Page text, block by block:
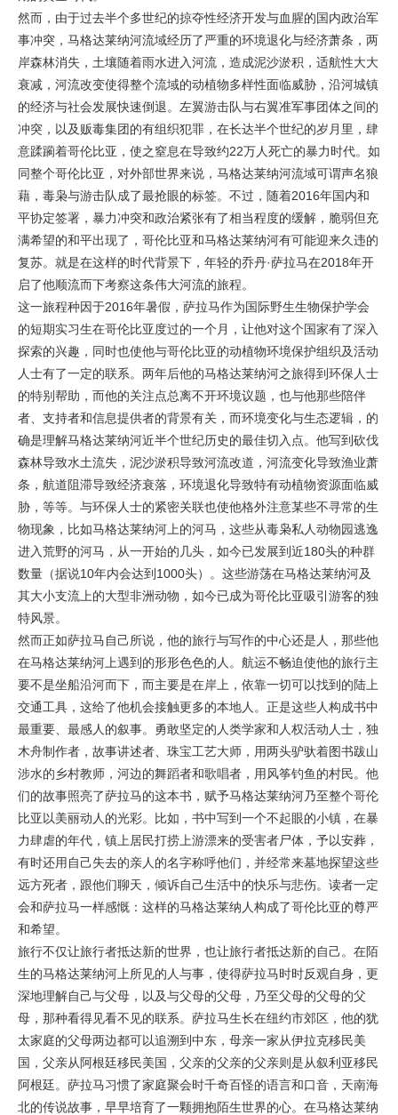
然而，由于过去半个多世纪的掠夺性经济开发与血腥的国内政治军
事冲突，马格达莱纳河流域经历了严重的环境退化与经济萧条，两
岸森林消失，土壤随着雨水进入河流，造成泥沙淤积，适航性大大
衰减，河流改变使得整个流域的动植物多样性面临威胁，沿河城镇
的经济与社会发展快速倒退。左翼游击队与右翼准军事团体之间的
冲突，以及贩毒集团的有组织犯罪，在长达半个世纪的岁月里，肆
意蹂躏着哥伦比亚，使之窒息在导致约22万人死亡的暴力时代。如
同整个哥伦比亚，对外部世界来说，马格达莱纳河流域可谓声名狼
藉，毒枭与游击队成了最抢眼的标签。不过，随着2016年国内和
平协定签署，暴力冲突和政治紧张有了相当程度的缓解，脆弱但充
满希望的和平出现了，哥伦比亚和马格达莱纳河有可能迎来久违的
复苏。就是在这样的时代背景下，年轻的乔丹·萨拉马在2018年开
启了他顺流而下考察这条伟大河流的旅程。
这一旅程种因于2016年暑假，萨拉马作为国际野生生物保护学会
的短期实习生在哥伦比亚度过的一个月，让他对这个国家有了深入
探索的兴趣，同时也使他与哥伦比亚的动植物环境保护组织及活动
人士有了一定的联系。两年后他的马格达莱纳河之旅得到环保人士
的特别帮助，而他的关注点总离不开环境议题，也与他那些陪伴
者、支持者和信息提供者的背景有关，而环境变化与生态逻辑，的
确是理解马格达莱纳河近半个世纪历史的最佳切入点。他写到砍伐
森林导致水土流失，泥沙淤积导致河流改道，河流变化导致渔业萧
条，航道阻滞导致经济衰落，环境退化导致特有动植物资源面临威
胁，等等。与环保人士的紧密关联也使他格外注意某些不寻常的生
物现象，比如马格达莱纳河上的河马，这些从毒枭私人动物园逃逸
进入荒野的河马，从一开始的几头，如今已发展到近180头的种群
数量（据说10年内会达到1000头）。这些游荡在马格达莱纳河及
其大小支流上的大型非洲动物，如今已成为哥伦比亚吸引游客的独
特风景。
然而正如萨拉马自己所说，他的旅行与写作的中心还是人，那些他
在马格达莱纳河上遇到的形形色色的人。航运不畅迫使他的旅行主
要不是坐船沿河而下，而主要是在岸上，依靠一切可以找到的陆上
交通工具，这给了他机会接触更多的本地人。正是这些人构成书中
最重要、最感人的叙事。勇敢坚定的人类学家和人权活动人士，独
木舟制作者，故事讲述者、珠宝工艺大师，用两头驴驮着图书跋山
涉水的乡村教师，河边的舞蹈者和歌唱者，用风筝钓鱼的村民。他
们的故事照亮了萨拉马的这本书，赋予马格达莱纳河乃至整个哥伦
比亚以美丽动人的光彩。比如，书中写到一个不起眼的小镇，在暴
力肆虐的年代，镇上居民打捞上游漂来的受害者尸体，予以安葬，
有时还用自己失去的亲人的名字称呼他们，并经常来墓地探望这些
远方死者，跟他们聊天，倾诉自己生活中的快乐与悲伤。读者一定
会和萨拉马一样感慨：这样的马格达莱纳人构成了哥伦比亚的尊严
和希望。
旅行不仅让旅行者抵达新的世界，也让旅行者抵达新的自己。在陌
生的马格达莱纳河上所见的人与事，使得萨拉马时时反观自身，更
深地理解自己与父母，以及与父母的父母，乃至父母的父母的父
母，那种看得见看不见的联系。萨拉马生长在纽约市郊区，他的犹
太家庭的父母两边都可以追溯到中东，母亲一家从伊拉克移民美
国，父亲从阿根廷移民美国，父亲的父亲的父亲则是从叙利亚移民
阿根廷。萨拉马习惯了家庭聚会时千奇百怪的语言和口音，天南海
北的传说故事，早早培育了一颗拥抱陌生世界的心。在马格达莱纳